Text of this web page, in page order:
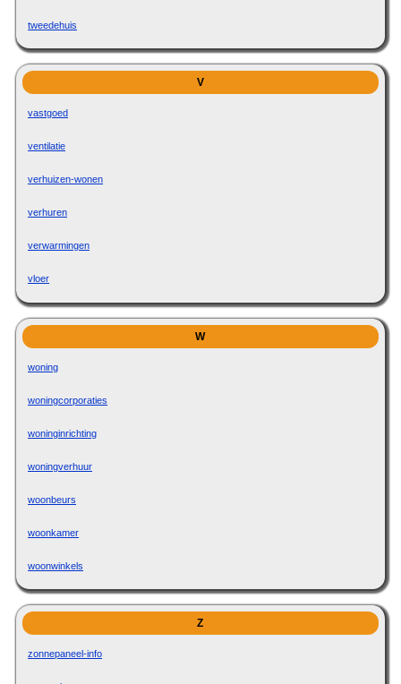
tweedehuis
V
vastgoed
ventilatie
verhuizen-wonen
verhuren
verwarmingen
vloer
W
woning
woningcorporaties
woninginrichting
woningverhuur
woonbeurs
woonkamer
woonwinkels
Z
zonnepaneel-info